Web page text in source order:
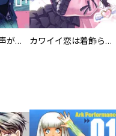
同じギルメンの声が好き カワイイ恋は着飾らない